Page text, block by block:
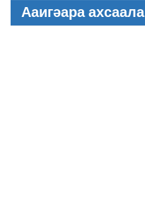
Ааигәара ахсаала